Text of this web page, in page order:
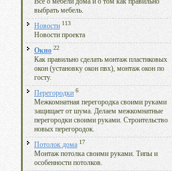
выбрать мебель.
Новости 113
Новости проекта
Окно 22
Как правильно сделать монтаж пластиковых
окон (установку окон пвх), монтаж окон по
госту.
Перегородки 6
Межкомнатная перегородка своими руками
защищает от шума. Делаем межкомнатные
перегородки своими руками. Строительство
новых перегородок.
Потолок дома 17
Монтаж потолка своими руками. Типы и
особенности потолков.